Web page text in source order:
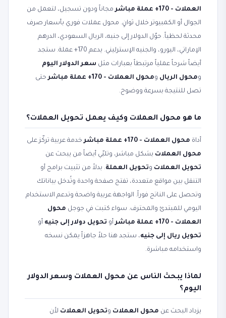
العملات - 170+ عملة مباشر
مجاناً ودون تسجيل، لتعمل من
الجوال أو الكمبيوتر خلال ثوانٍ. محول عملات فوري بأسعار صرف
محدثة لحظياً. حوّل الدولار إلى جنيه، الريال السعودي، الدرهم
الإماراتي، اليورو، والجنيه الإسترليني. يدعم 170+ عملة. ستجد
أيضاً شرحاً عملياً مرتبطاً بعبارات مثل سعر الدولار اليوم
ومحول الريال ومحول العملات - 170+ عملة مباشر
حتى
تصل للنتيجة بسرعة ووضوح.
ما هو محول العملات وكيف يعمل تحويل العملات؟
أداة محول العملات - 170+ عملة مباشر
خدمة عربية تركّز على
محول العملات بشكل مباشر، وتلبّي أيضاً من يبحث عن
تحويل العملات وتحويل العملة. بدلاً من تثبيت برامج أو
التنقل بين مواقع متعددة، تفتح صفحة واحدة وتُدخل بياناتك
وتحصل على الناتج فوراً. الواجهة عربية واضحة وتدعم الاستخدام
اليومي للمبتدئ والمحترف. سواء كتبت في جوجل محول
العملات - 170+ عملة مباشر
أو تحويل دولار إلى جنيه أو
تحويل ريال إلى جنيه، ستجد هنا حلاً جاهزاً يمكن نسخه
واستخدامه مباشرة.
لماذا يبحث الناس عن محول العملات وسعر الدولار
اليوم؟
يزداد البحث عن محول العملات وتحويل العملات لأن